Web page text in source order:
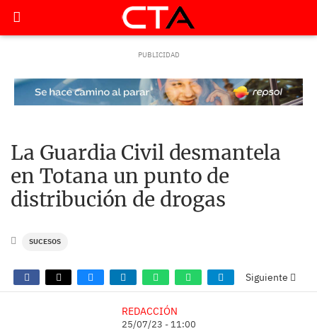
La Guardia Civil desmantela
en Totana un punto de
distribución de drogas
SUCESOS
Siguiente
REDACCIÓN
25/07/23 - 11:00